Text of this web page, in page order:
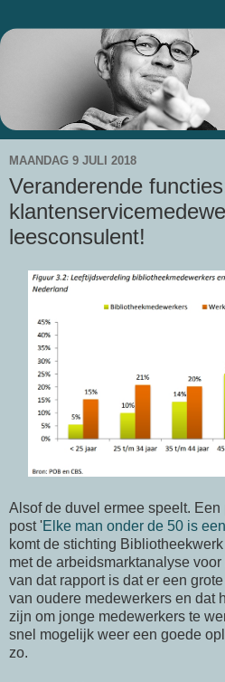
MAANDAG 9 JULI 2018
Veranderende
leesconsulent!
Alsof de duvel ermee speelt.
post 'Elke man onder de 50 is
komt de stichting
met de arbeidsmarktanalyse
van dat rapport is dat er een
van oudere medewerkers en dat
zijn om jonge medewerkers te
snel mogelijk weer een goede
zo.